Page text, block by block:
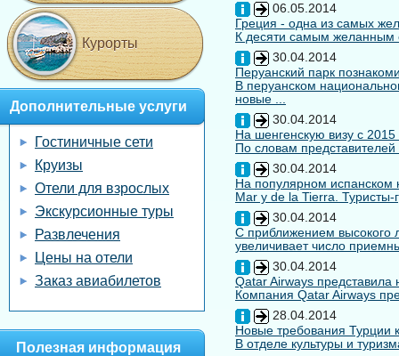
06.05.2014
Греция - одна из самых
К десяти самым желанным
30.04.2014
Перуанский парк
В перуанском
новые ...
30.04.2014
На шенгенскую визу с 2015
По словам
30.04.2014
На популярном испанском
Mar y de la Tierra. Туристы-
30.04.2014
С приближением высокого
увеличивает число
30.04.2014
Qatar Airways
Компания Qatar Airways
28.04.2014
Новые требования Турции
В отделе культуры и
Курорты
Дополнительные услуги
Гостиничные сети
Круизы
Отели для взрослых
Экскурсионные туры
Развлечения
Цены на отели
Заказ авиабилетов
Полезная информация